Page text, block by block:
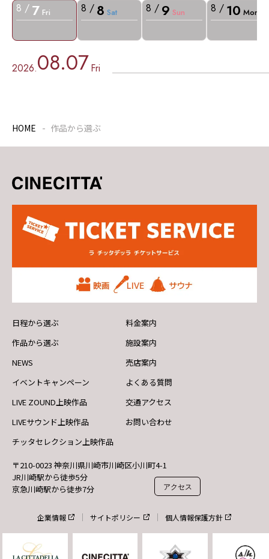
8 / 7 Fri 8 / 8 Sat 8 / 9 Sun 8 / 10 Mon
2026.08.07Fri
HOME 作品から選ぶ
〒210-0023 神奈川県川崎市川崎区小川町4-1
JR川崎駅から徒歩5分
京急川崎駅から徒歩7分
アクセス
日程から選ぶ
作品から選ぶ
NEWS
イベントキャンペーン
LIVE ZOUND上映作品
LIVEサウンド上映作品
チッタセレクション上映作品
料金案内
施設案内
売店案内
よくある質問
交通アクセス
お問い合わせ
企業情報 サイトポリシー 個人情報保護方針